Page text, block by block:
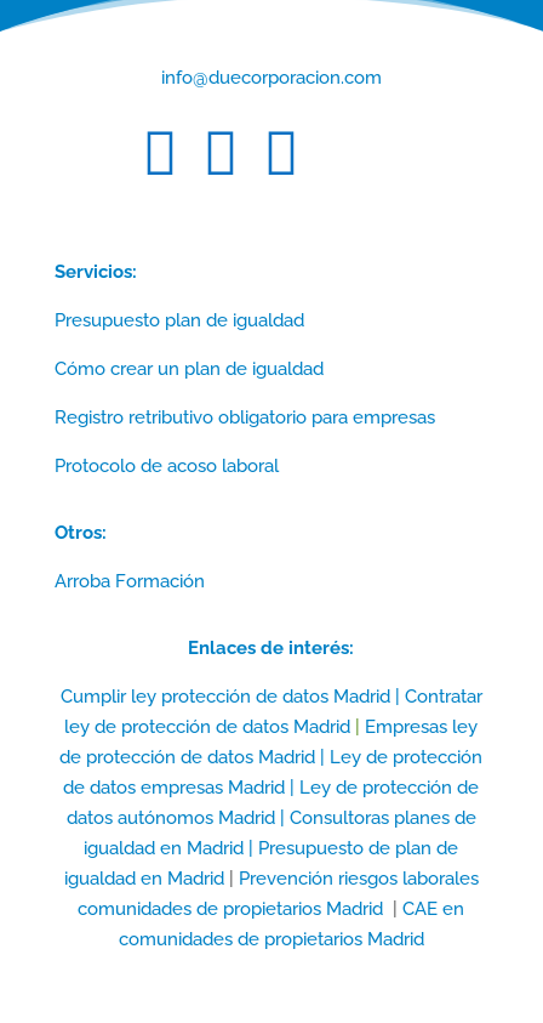
info@duecorporacion.com
  
Servicios:
Presupuesto plan de igualdad
Cómo crear un plan de igualdad
Registro retributivo obligatorio para empresas
Protocolo de acoso laboral
Otros:
Arroba Formación
Enlaces de interés:
Cumplir ley protección de datos Madrid | Contratar
ley de protección de datos Madrid
Empresas ley
de protección de datos Madrid | Ley de protección
de datos empresas Madrid | Ley de protección de
datos autónomos Madrid |
Consultoras planes de
igualdad en Madrid |
Presupuesto de plan de
igualdad en Madrid| Prevención riesgos laborales
comunidades de propietarios Madrid
|CAE en
comunidades de propietarios Madrid